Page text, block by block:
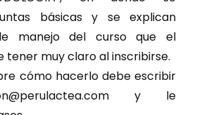
básicas y se explican
manejo del curso que el
muy claro al inscribirse.
cómo hacerlo debe escribir
y le